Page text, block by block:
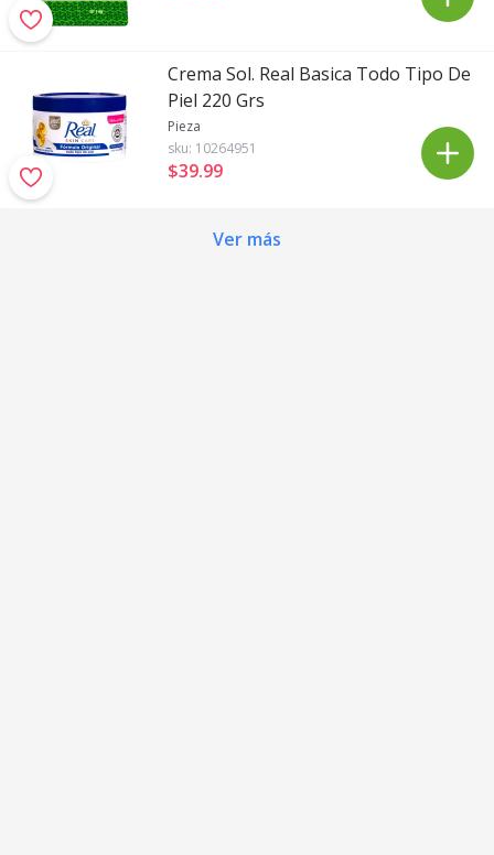
Crema Sol. Real Basica Todo Tipo De
Piel 220 Grs
Pieza
sku: 10264951
$39.99
Ver más